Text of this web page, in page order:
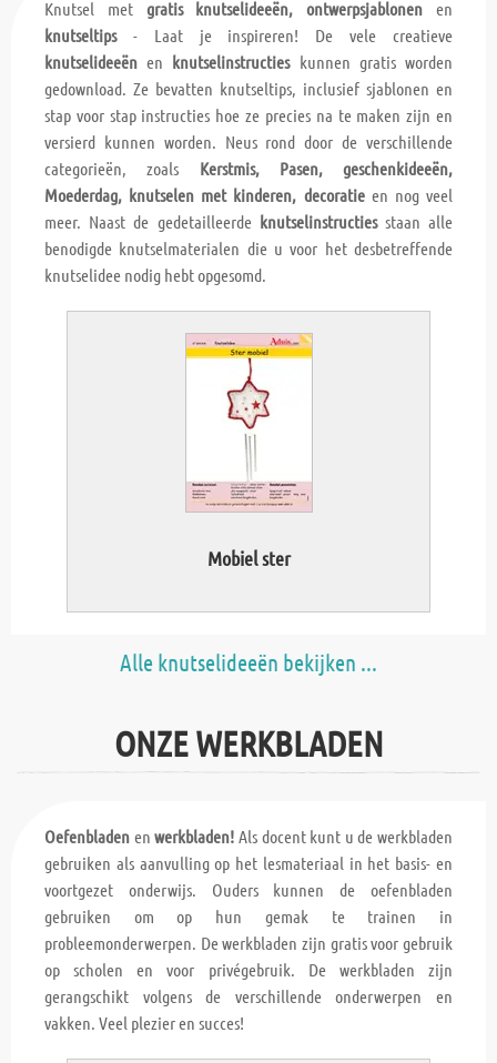
Knutsel met gratis knutselideeën, ontwerpsjablonen en
knutseltips- Laat je inspireren! De vele creatieve
knutselideeën en knutselinstructieskunnen gratis worden
gedownload. Ze bevatten knutseltips, inclusief sjablonen en
stap voor stap instructies hoe ze precies na te maken zijn en
versierd kunnen worden. Neus rond door de verschillende
categorieën, zoals Kerstmis, Pasen, geschenkideeën,
Moederdag, knutselen met kinderen, decoratieen nog veel
meer. Naast de gedetailleerde knutselinstructiesstaan alle
benodigde knutselmaterialen die u voor het desbetreffende
knutselidee nodig hebt opgesomd.
Mobiel ster
Alle knutselideeën bekijken ...
ONZE WERKBLADEN
Oefenbladen enwerkbladen! Als docent kunt u de werkbladen
gebruiken als aanvulling op het lesmateriaal in het basis- en
voortgezet onderwijs. Ouders kunnen de oefenbladen
gebruiken om op hun gemak te trainen in
probleemonderwerpen. De werkbladen zijn gratis voor gebruik
op scholen en voor privégebruik. De werkbladen zijn
gerangschikt volgens de verschillende onderwerpen en
vakken. Veel plezier en succes!